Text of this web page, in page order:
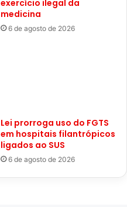
exercício ilegal da
medicina
6 de agosto de 2026
Lei prorroga uso do FGTS
em hospitais filantrópicos
ligados ao SUS
6 de agosto de 2026